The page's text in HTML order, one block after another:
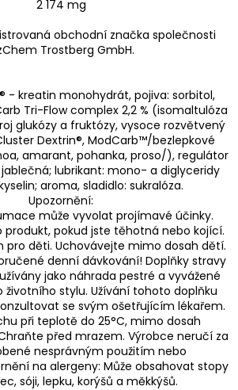
2 174 mg
obchodní značka společnosti
Trostberg GmbH.
- kreatin monohydrát, pojiva: sorbitol,
Tri-Flow complex 2,2 % (isomaltulóza
glukózy a fruktózy, vysoce rozvětvený
Dextrin®, ModCarb™/bezlepkové
amarant, pohanka, proso/), regulátor
jablečná; lubrikant: mono- a diglyceridy
aroma, sladidlo: sukralóza.
Upozornění:
může vyvolat projímavé účinky.
produkt, pokud jste těhotná nebo kojící.
pro děti. Uchovávejte mimo dosah dětí.
denní dávkování! Doplňky stravy
jako náhrada pestré a vyvážené
životního stylu. Užívání tohoto doplňku
se svým ošetřujícím lékařem.
při teplotě do 25°C, mimo dosah
před mrazem. Výrobce neručí za
nesprávným použitím nebo
na alergeny: Může obsahovat stopy
sóji, lepku, korýšů a měkkýšů.